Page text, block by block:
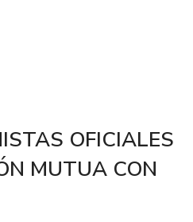
OFICIALES
MUTUA CON